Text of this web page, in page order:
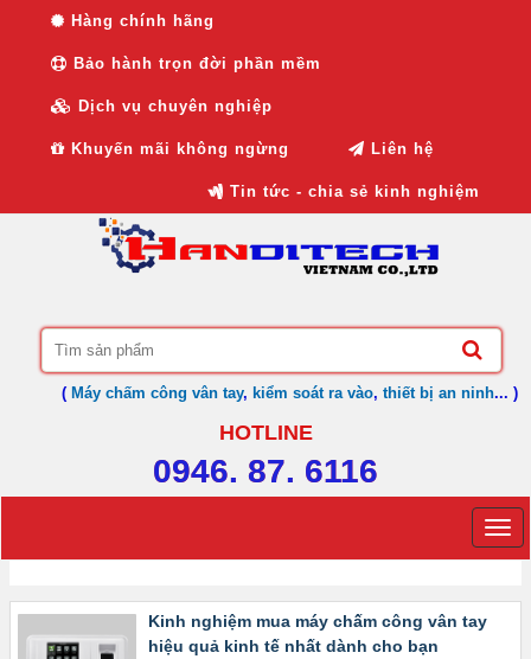
Hàng chính hãng
Bảo hành trọn đời phần mềm
Dịch vụ chuyên nghiệp
Khuyến mãi không ngừng Liên hệ
Tin tức - chia sẻ kinh nghiệm
( Máy chấm công vân tay, kiểm soát ra vào, thiết bị an ninh... )
HOTLINE
0946. 87. 6116
Kinh nghiệm mua máy chấm công vân tay
hiệu quả kinh tế nhất dành cho bạn